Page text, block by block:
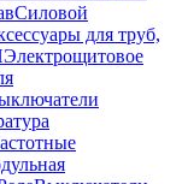
Силовой
для труб,
Электрощитовое